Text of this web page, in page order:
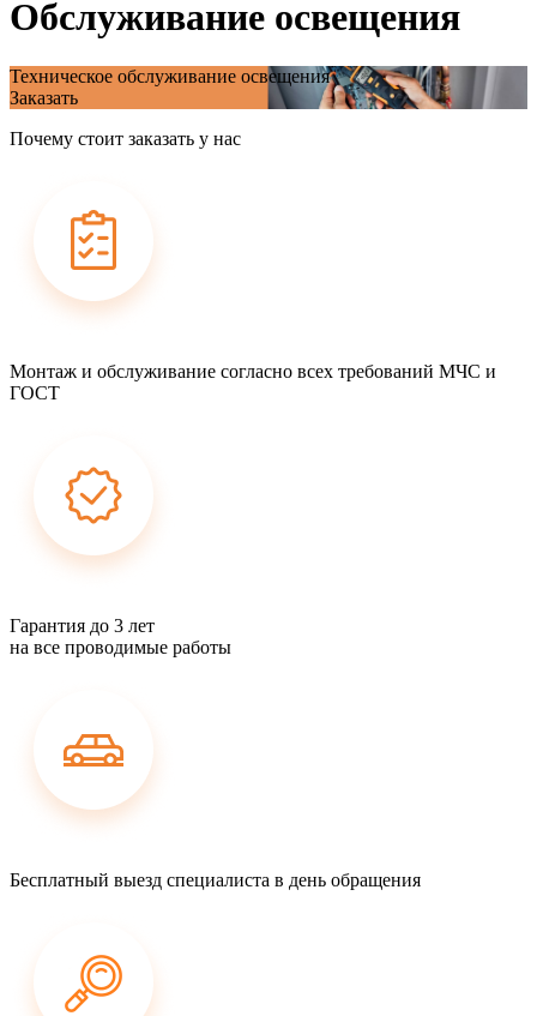
Обслуживание освещения
Техническое обслуживание освещения
Заказать
Почему стоит заказать у нас
Монтаж и обслуживание согласно всех требований МЧС и
ГОСТ
Гарантия до 3 лет
на все проводимые работы
Бесплатный выезд специалиста в день обращения